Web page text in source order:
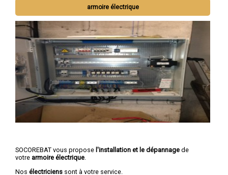
armoire électrique
SOCOREBAT vous propose l'installation et le dépannage de
votre armoire électrique.
Nos électriciens sont à votre service.